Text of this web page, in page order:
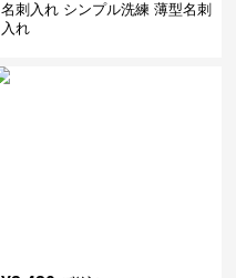
名刺入れ シンプル洗練 薄型名刺
入れ